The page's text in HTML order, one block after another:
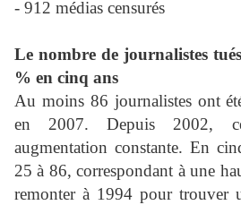
- 912 médias censurés
Le nombre de journalistes
% en cinq ans
Au moins 86 journalistes ont
en 2007. Depuis 2002,
augmentation constante. En
25 à 86, correspondant à une
remonter à 1994 pour trouver